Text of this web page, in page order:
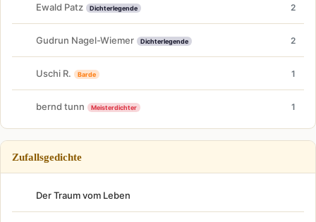
Ewald Patz Dichterlegende 2
Gudrun Nagel-Wiemer Dichterlegende 2
Uschi R. Barde 1
bernd tunn Meisterdichter 1
Zufallsgedichte
Der Traum vom Leben